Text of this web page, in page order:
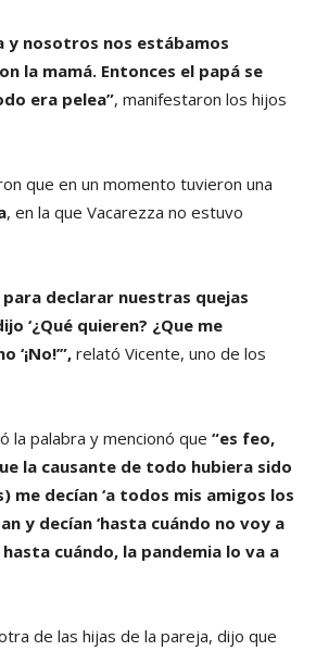
y nosotros nos estábamos
la mamá. Entonces el papá se
era pelea”, manifestaron los hijos
que en un momento tuvieron una
, en la que Vacarezza no estuvo
para declarar nuestras quejas
‘¿Qué quieren? ¿Que me
‘¡No!’”, relató Vicente, uno de los
la palabra y mencionó que “es feo,
la causante de todo hubiera sido
me decían ‘a todos mis amigos los
y decían ‘hasta cuándo no voy a
cuándo, la pandemia lo va a
de las hijas de la pareja, dijo que